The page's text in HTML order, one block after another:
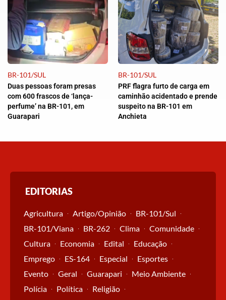
BR-101/SUL
Duas pessoas foram presas
com 600 frascos de ‘lança-
perfume’ na BR-101, em
Guarapari
BR-101/SUL
PRF flagra furto de carga em
caminhão acidentado e prende
suspeito na BR-101 em
Anchieta
EDITORIAS
Agricultura Artigo/Opinião
BR-101/Sul
BR-101/Viana
BR-262 Clima
Comunidade
Cultura
Economia Edital
Educação
Emprego
ES-164 Especial
Esportes
Evento
Geral Guarapari
Meio Ambiente
Polícia
Política
Religião